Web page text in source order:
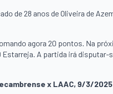
de 28 anos de Oliveira de
agora 20 pontos. Na
A partida irá disputar-
x LAAC, 9/3/2025